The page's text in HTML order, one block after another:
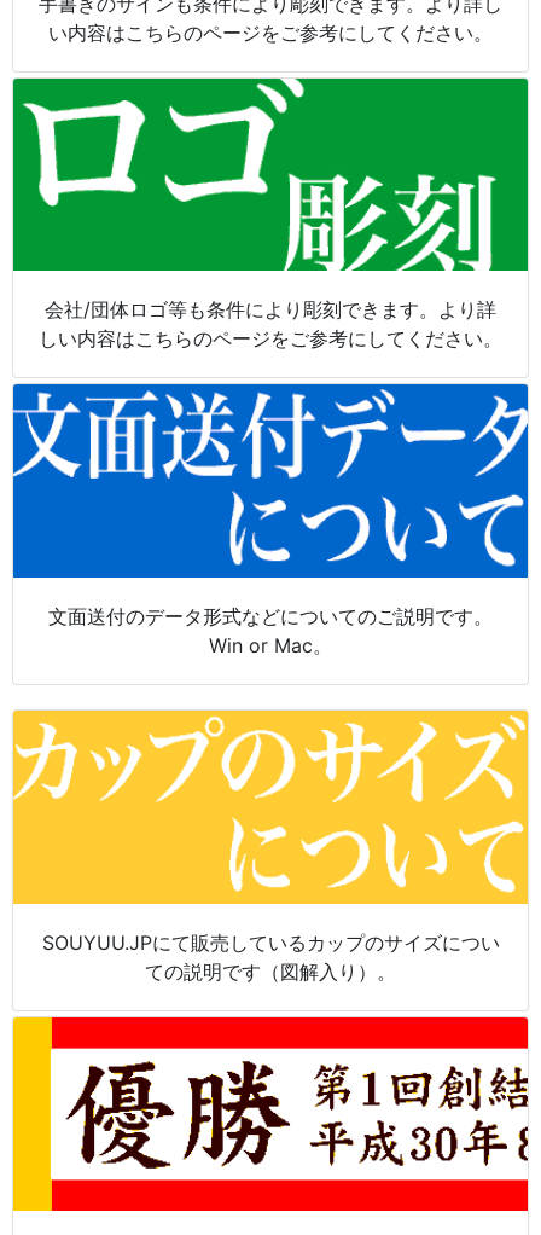
い内容はこちらのページをご参考にしてください。
会社/団体ロゴ等も条件により彫刻できます。より詳
しい内容はこちらのページをご参考にしてください。
文面送付のデータ形式などについてのご説明です。
Win or Mac。
SOUYUU.JPにて販売しているカップのサイズについ
ての説明です（図解入り）。